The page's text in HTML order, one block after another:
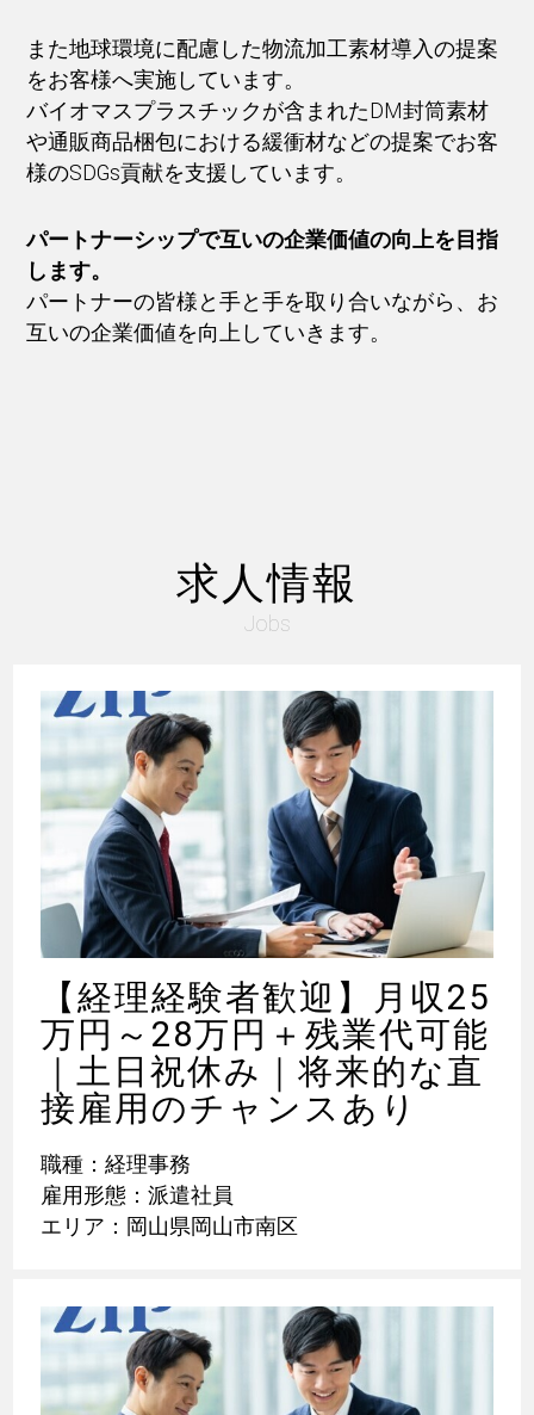
また地球環境に配慮した物流加工素材導入の提案
をお客様へ実施しています。
バイオマスプラスチックが含まれたDM封筒素材
や通販商品梱包における緩衝材などの提案でお客
様のSDGs貢献を支援しています。
パートナーシップで互いの企業価値の向上を目指
します。
パートナーの皆様と手と手を取り合いながら、お
互いの企業価値を向上していきます。
求人情報
Jobs
【経理経験者歓迎】月収25
万円～28万円＋残業代可能
｜土日祝休み｜将来的な直
接雇用のチャンスあり
職種：経理事務
雇用形態：派遣社員
エリア：岡山県岡山市南区